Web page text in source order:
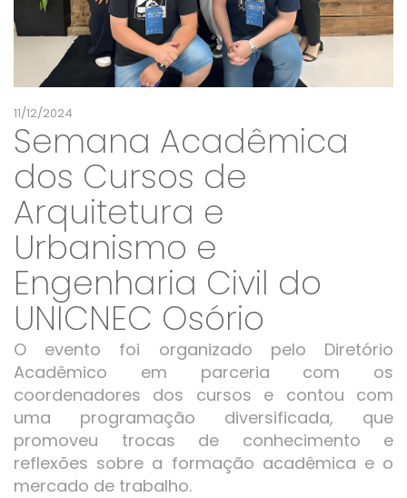
11/12/2024
Semana Acadêmica
dos Cursos de
Arquitetura e
Urbanismo e
Engenharia Civil do
UNICNEC Osório
O evento foi organizado pelo Diretório
Acadêmico em parceria com os
coordenadores dos cursos e contou com
uma programação diversificada, que
promoveu trocas de conhecimento e
reflexões sobre a formação acadêmica e o
mercado de trabalho.